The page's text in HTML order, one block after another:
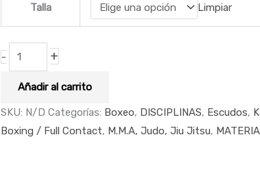
Talla Limpiar
- +
Añadir al carrito
SKU: N/D Categorías: Boxeo, DISCIPLINAS, Escudos,
Boxing / Full Contact, M.M.A, Judo, Jiu Jitsu,